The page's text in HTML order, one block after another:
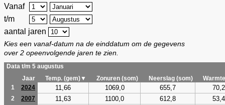
Vanaf
t/m
aantal jaren
Kies een vanaf-datum na de einddatum om de gegevens
over 2 opeenvolgende jaren te zien.
Data t/m 5 augustus
Jaar
Temp. (gem)▼ Zonuren (som) Neerslag (som)
1
2024 11,66 1069,0 655,7 70,2
2 2007 11,63 1100,0 612,8 53,4